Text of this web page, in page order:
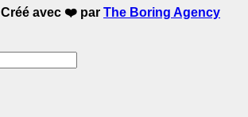
Créé avec ❤️ par The Boring Agency